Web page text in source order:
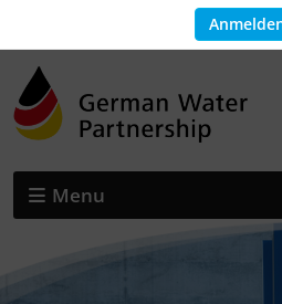
Menu